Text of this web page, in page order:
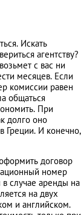
Искать
агентству?
с вас ни
месяцев. Если
комиссии равен
общаться
При
долго оно
Греции. И конечно,
договор
номер
случае аренды на
на двух
и английском.